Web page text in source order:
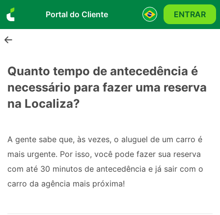
Portal do Cliente ENTRAR
Quanto tempo de antecedência é
necessário para fazer uma reserva
na Localiza?
A gente sabe que, às vezes, o aluguel de um carro é
mais urgente. Por isso, você pode fazer sua reserva
com até 30 minutos de antecedência e já sair com o
carro da agência mais próxima!